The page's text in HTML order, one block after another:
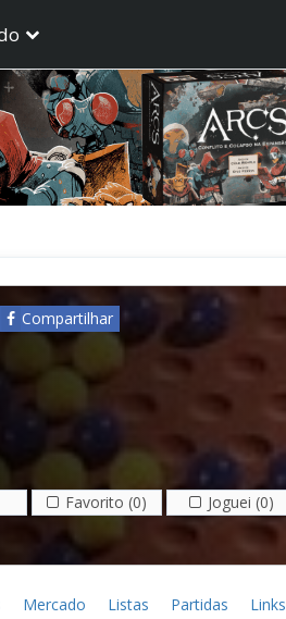
Compartilhar
Favorito (0) Joguei (0)
Mercado Listas Partidas Links